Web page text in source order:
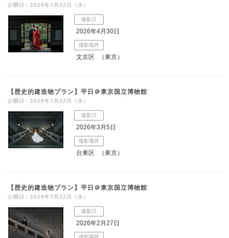
公開日：2026年7月22日（水）
撮影日
2026年4月30日
撮影場所
文京区 （東京）
【歴史的建造物プラン】平日＠東京国立博物館
公開日：2026年7月22日（水）
撮影日
2026年3月5日
撮影場所
台東区 （東京）
【歴史的建造物プラン】平日＠東京国立博物館
公開日：2026年7月22日（水）
撮影日
2026年2月27日
撮影場所